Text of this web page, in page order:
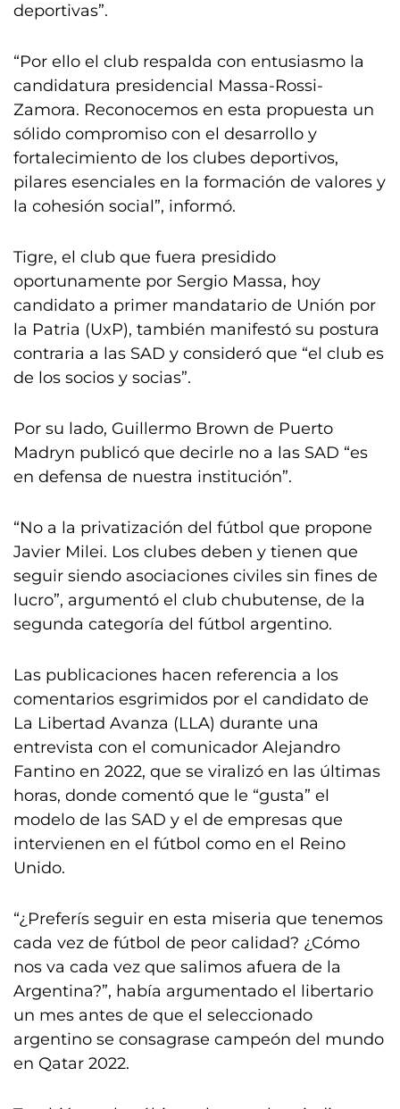
deportivas”.
“Por ello el club respalda con entusiasmo la
candidatura presidencial Massa-Rossi-
Zamora. Reconocemos en esta propuesta un
sólido compromiso con el desarrollo y
fortalecimiento de los clubes deportivos,
pilares esenciales en la formación de valores y
la cohesión social”, informó.
Tigre, el club que fuera presidido
oportunamente por Sergio Massa, hoy
candidato a primer mandatario de Unión por
la Patria (UxP), también manifestó su postura
contraria a las SAD y consideró que “el club es
de los socios y socias”.
Por su lado, Guillermo Brown de Puerto
Madryn publicó que decirle no a las SAD “es
en defensa de nuestra institución”.
“No a la privatización del fútbol que propone
Javier Milei. Los clubes deben y tienen que
seguir siendo asociaciones civiles sin fines de
lucro”, argumentó el club chubutense, de la
segunda categoría del fútbol argentino.
Las publicaciones hacen referencia a los
comentarios esgrimidos por el candidato de
La Libertad Avanza (LLA) durante una
entrevista con el comunicador Alejandro
Fantino en 2022, que se viralizó en las últimas
horas, donde comentó que le “gusta” el
modelo de las SAD y el de empresas que
intervienen en el fútbol como en el Reino
Unido.
“¿Preferís seguir en esta miseria que tenemos
cada vez de fútbol de peor calidad? ¿Cómo
nos va cada vez que salimos afuera de la
Argentina?”, había argumentado el libertario
un mes antes de que el seleccionado
argentino se consagrase campeón del mundo
en Qatar 2022.